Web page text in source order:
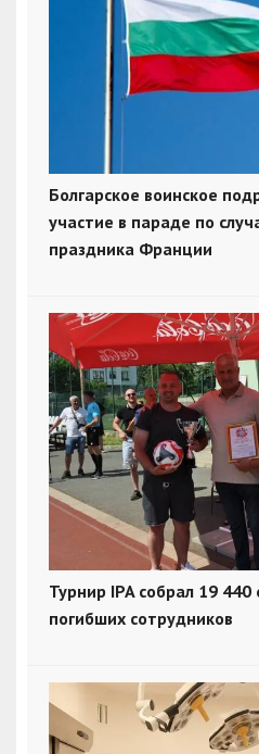
Болгарское воинское
участие в параде по
праздника Франции
Турнир IPA собрал 19
погибших сотрудников